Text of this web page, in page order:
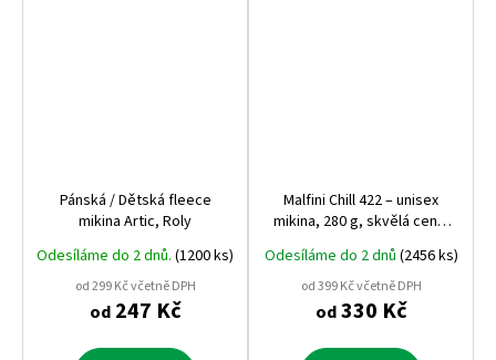
Pánská / Dětská fleece
mikina Artic, Roly
Odesíláme do 2 dnů. (1200 ks)
od 299 Kč včetně DPH
od247 Kč
Malfini Chill 422 – unisex
mikina, 280 g, skvělá cena,
na volnočasové nošení i
maturitní potisk
Odesíláme do 2 dnů (2456 ks)
od 399 Kč včetně DPH
od330 Kč